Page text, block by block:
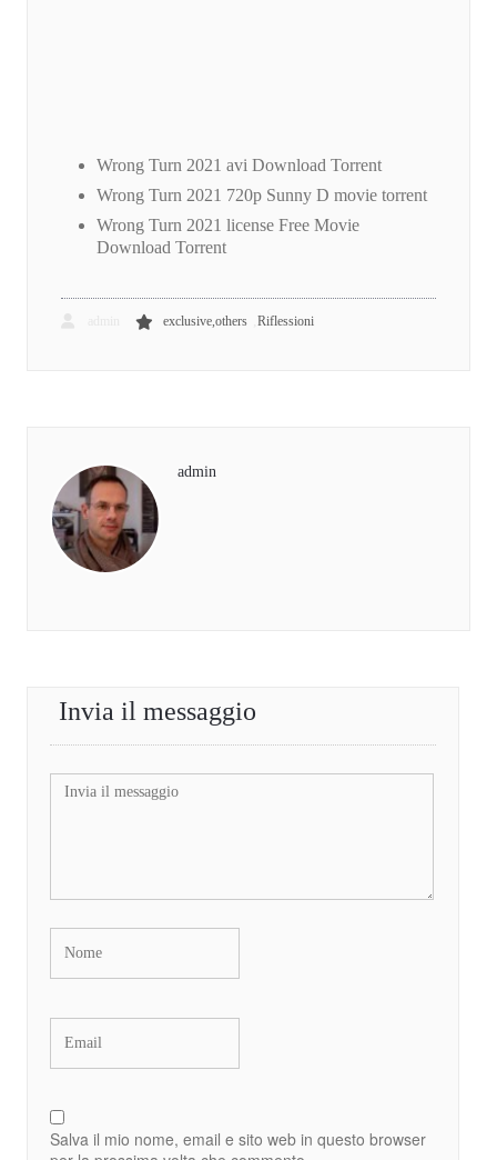
Wrong Turn 2021 avi Download Torrent
Wrong Turn 2021 720p Sunny D movie torrent
Wrong Turn 2021 license Free Movie
Download Torrent
exclusive,others Riflessioni
admin
Invia il messaggio
Salva il mio nome, email e sito web in questo browser